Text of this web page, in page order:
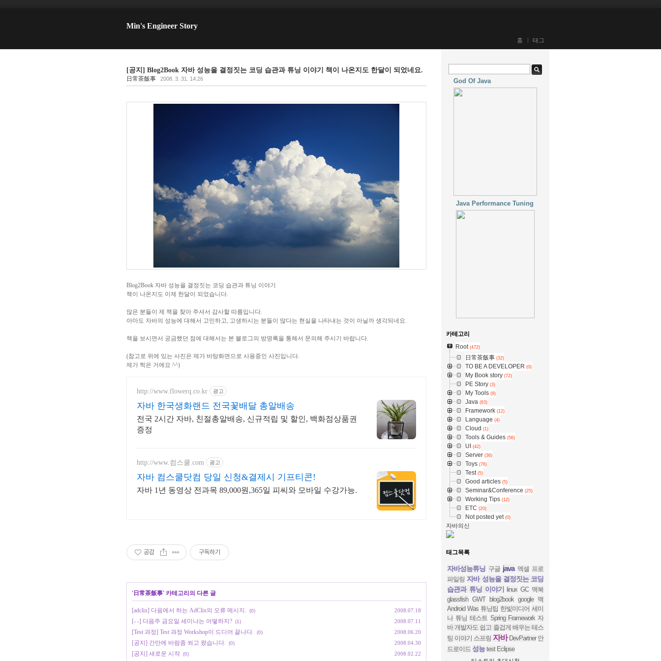
Min's Engineer Story
홈 태그
[공지] Blog2Book 자바 성능을 결정짓는 코딩 습관과 튜닝 이야기 책이 나온지도 한달이 되었네요.
日常茶飯事 2008. 3. 31. 14:26
Blog2Book 자바 성능을 결정짓는 코딩 습관과 튜닝 이야기
책이 나온지도 이제 한달이 되었습니다.
많은 분들이 제 책을 찾아 주셔서 감사할 따름입니다.
아마도 자바의 성능에 대해서 고민하고, 고생하시는 분들이 많다는 현실을 나타내는 것이 아닐까 생각되네요.
책을 보시면서 궁금했던 점에 대해서는 본 블로그의 방명록을 통해서 문의해 주시기 바랍니다.
(참고로 위에 있는 사진은 제가 바탕화면으로 사용중인 사진입니다.
제가 찍은 거에요 ^^)
http://www.flowerq.co.kr 광고
자바 한국생화랜드 전국꽃배달 총알배송
전국 2시간 자바, 친절총알배송, 신규적립 및 할인, 백화점상품권
증정
http://www.컴스쿨.com 광고
자바 컴스쿨닷컴 당일 신청&결제시 기프티콘!
자바 1년 동영상 전과목 89,000원,365일 피씨와 모바일 수강가능.
공감 구독하기
' 日常茶飯事' 카테고리의 다른 글
[adclix] 다음에서 하는 AdClix의 오류 메시지. (0) 2008.07.18
[- -] 다음주 금요일 세미나는 어떻하지? (1) 2008.07.11
[Test 과정] Test 과정 Workshop이 드디어 끝나다. (0) 2008.06.20
[공지] 간만에 바람좀 쐬고 왔습니다. (0) 2008.04.30
[공지] 새로운 시작 (0) 2008.02.22
God Of Java
Java Performance Tuning
카테고리
Root (472)
日常茶飯事 (32)
TO BE A DEVELOPER (0)
My Book story (72)
PE Story (3)
My Tools (8)
Java (63)
Framework (12)
Language (4)
Cloud (1)
Tools & Guides (56)
UI (42)
Server (36)
Toys (76)
Test (5)
Good articles (5)
Seminar&Conference (25)
Working Tips (12)
ETC (20)
Not posted yet (0)
자바의신
태그목록
자바성능튜닝 구글 java 엑셀 프로
파일링 자바 성능을 결정짓는 코딩
습관과 튜닝 이야기 linux GC 맥북
glassfish GWT blog2book google 맥
Android Was 튜닝팁 한빛미디어 세미
나 튜닝 테스트 Spring Framework 자
바 개발자도 쉽고 즐겁게 배우는 테스
팅 이야기 스프링 자바 DevPartner 안
드로이드 성능 test Eclipse